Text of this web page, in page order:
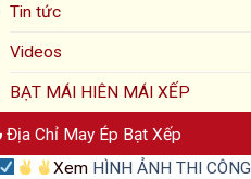
Tin tức
Videos
BẠT MÁI HIÊN MÁI XẾP
Địa Chỉ May Ép Bạt Xếp
Xem HÌNH ẢNH THI CÔNG